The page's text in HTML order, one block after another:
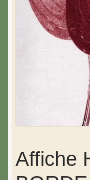
Affiche